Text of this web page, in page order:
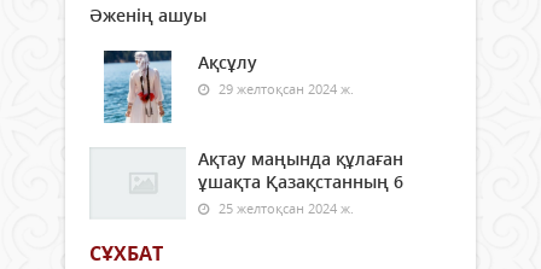
Әженің ашуы
Ақсұлу
29 желтоқсан 2024 ж.
Ақтау маңында құлаған
ұшақта Қазақстанның 6
25 желтоқсан 2024 ж.
СҰХБАТ